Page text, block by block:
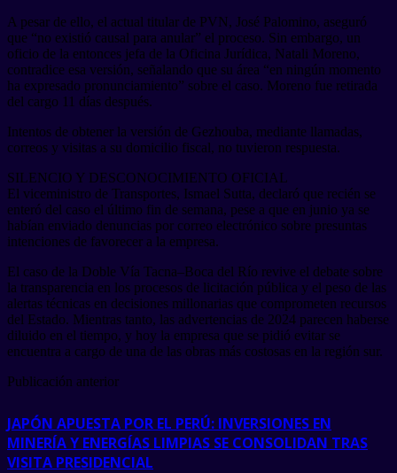
A pesar de ello, el actual titular de PVN, José Palomino, aseguró
que “no existió causal para anular” el proceso. Sin embargo, un
oficio de la entonces jefa de la Oficina Jurídica, Natali Moreno,
contradice esa versión, señalando que su área “en ningún momento
ha expresado pronunciamiento” sobre el caso. Moreno fue retirada
del cargo 11 días después.
Intentos de obtener la versión de Gezhouba, mediante llamadas,
correos y visitas a su domicilio fiscal, no tuvieron respuesta.
SILENCIO Y DESCONOCIMIENTO OFICIAL
El viceministro de Transportes, Ismael Sutta, declaró que recién se
enteró del caso el último fin de semana, pese a que en junio ya se
habían enviado denuncias por correo electrónico sobre presuntas
intenciones de favorecer a la empresa.
El caso de la Doble Vía Tacna–Boca del Río revive el debate sobre
la transparencia en los procesos de licitación pública y el peso de las
alertas técnicas en decisiones millonarias que comprometen recursos
del Estado. Mientras tanto, las advertencias de 2024 parecen haberse
diluido en el tiempo, y hoy la empresa que se pidió evitar se
encuentra a cargo de una de las obras más costosas en la región sur.
Publicación anterior
JAPÓN APUESTA POR EL PERÚ: INVERSIONES EN
MINERÍA Y ENERGÍAS LIMPIAS SE CONSOLIDAN TRAS
VISITA PRESIDENCIAL